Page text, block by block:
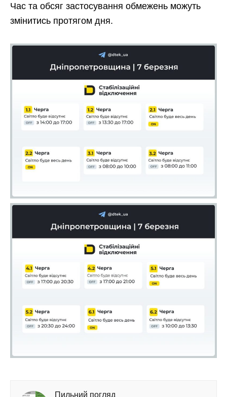
Час та обсяг застосування обмежень можуть
змінитись протягом дня.
Пильний погляд